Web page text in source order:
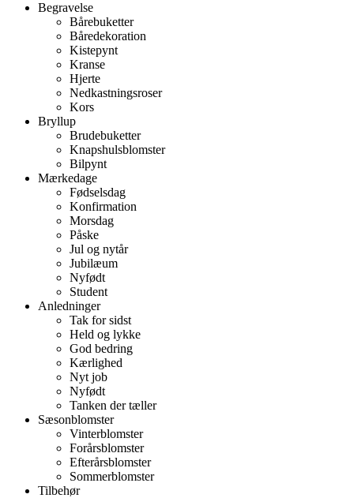
Begravelse
Bårebuketter
Båredekoration
Kistepynt
Kranse
Hjerte
Nedkastningsroser
Kors
Bryllup
Brudebuketter
Knapshulsblomster
Bilpynt
Mærkedage
Fødselsdag
Konfirmation
Morsdag
Påske
Jul og nytår
Jubilæum
Nyfødt
Student
Anledninger
Tak for sidst
Held og lykke
God bedring
Kærlighed
Nyt job
Nyfødt
Tanken der tæller
Sæsonblomster
Vinterblomster
Forårsblomster
Efterårsblomster
Sommerblomster
Tilbehør